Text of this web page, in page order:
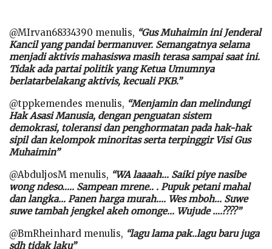
@MIrvan68334390 menulis, “Gus Muhaimin ini Jenderal
Kancil yang pandai bermanuver. Semangatnya selama
menjadi aktivis mahasiswa masih terasa sampai saat ini.
Tidak ada partai politik yang Ketua Umumnya
berlatarbelakang aktivis, kecuali PKB.”
@tppkemendes menulis, “Menjamin dan melindungi
Hak Asasi Manusia, dengan penguatan sistem
demokrasi, toleransi dan penghormatan pada hak-hak
sipil dan kelompok minoritas serta terpinggir Visi Gus
Muhaimin”
@AbduljosM menulis, “WA laaaah… Saiki piye nasibe
wong ndeso….. Sampean mrene.. . Pupuk petani mahal
dan langka… Panen harga murah…. Wes mboh… Suwe
suwe tambah jengkel akeh omonge… Wujude ….????”
@BmRheinhard menulis, “lagu lama pak..lagu baru juga
sdh tidak laku”